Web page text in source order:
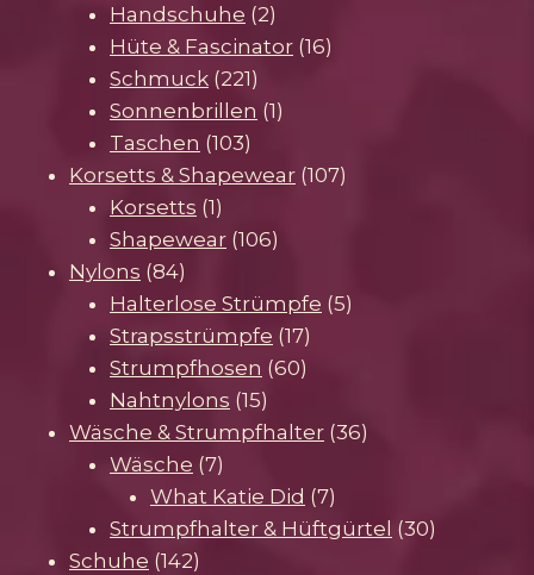
Produkte
Handschuhe 22
Produkte
Hüte & Fascinator 1616
Schmuck 221221
Produkte
Sonnenbrillen 11
Taschen 103103
Produkte
Korsetts & Shapewear 107107
Korsetts 11
Produkt
Shapewear 106106
Nylons 8484
Produkte
Halterlose Strümpfe 55
Strapsstrümpfe 1717
Produkte
Strumpfhosen 6060
Nahtnylons 1515
Produkte
Wäsche & Strumpfhalter 3636
Wäsche 77
Produkte
What Katie Did 77
Produkte
Strumpfhalter & Hüftgürtel 3030
Schuhe 142142